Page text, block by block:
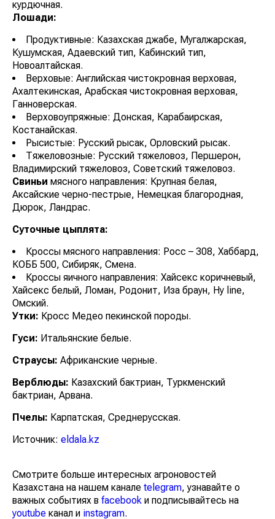
курдючная.
Лошади:
Продуктивные: Казахская джабе, Мугалжарская,
Кушумская, Адаевский тип, Кабинский тип,
Новоалтайская.
Верховые: Английская чистокровная верховая,
Ахалтекинская, Арабская чистокровная верховая,
Ганноверская.
Верховоупряжные: Донская, Карабаирская,
Костанайская.
Рысистые: Русский рысак, Орловский рысак.
Тяжеловозные: Русский тяжеловоз, Першерон,
Владимирский тяжеловоз, Советский тяжеловоз.
Свиньи мясного направления: Крупная белая,
Аксайские черно-пестрые, Немецкая благородная,
Дюрок, Ландрас.
Суточные цыплята:
Кроссы мясного направления: Росс – 308, Хаббард,
КОББ 500, Сибиряк, Смена.
Кроссы яичного направления: Хайсекс коричневый,
Хайсекс белый, Ломан, Родонит, Иза браун, Hy line,
Омский.
Утки: Кросс Медео пекинской породы.
Гуси: Итальянские белые.
Страусы: Африканские черные.
Верблюды: Казахский бактриан, Туркменский
бактриан, Арвана.
Пчелы: Карпатская, Среднерусская.
Источник: eldala.kz
Смотрите больше интересных агроновостей
Казахстана на нашем канале telegram, узнавайте о
важных событиях в facebook и подписывайтесь на
youtube канал и instagram.